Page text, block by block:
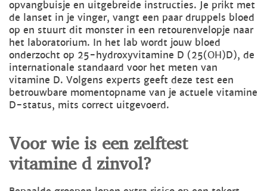
opvangbuisje en uitgebreide instructies. Je prikt met
de lanset in je vinger, vangt een paar druppels bloed
op en stuurt dit monster in een retourenvelopje naar
het laboratorium. In het lab wordt jouw bloed
onderzocht op 25-hydroxyvitamine D (25(OH)D), de
internationale standaard voor het meten van
vitamine D. Volgens experts geeft deze test een
betrouwbare momentopname van je actuele vitamine
D-status, mits correct uitgevoerd.
Voor wie is een zelftest
vitamine d zinvol?